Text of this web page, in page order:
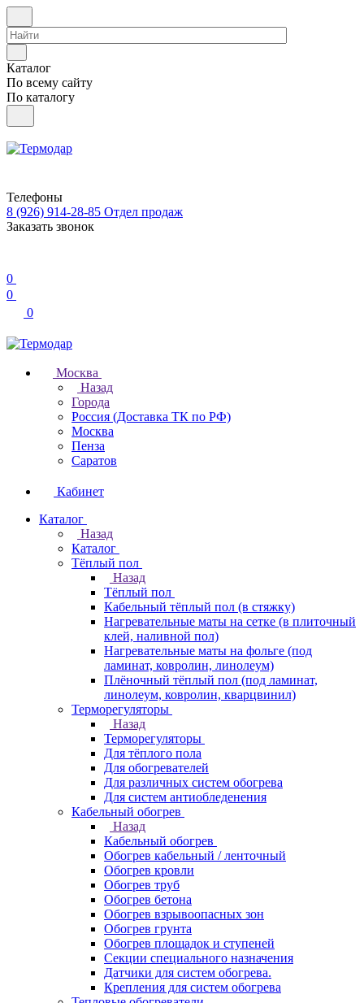
Каталог
По всему сайту
По каталогу
Телефоны
8 (926) 914-28-85 Отдел продаж
Заказать звонок
0
0
0
Москва
Назад
Города
Россия (Доставка ТК по РФ)
Москва
Пенза
Саратов
Кабинет
Каталог
Назад
Каталог
Тёплый пол
Назад
Тёплый пол
Кабельный тёплый пол (в стяжку)
Нагревательные маты на сетке (в плиточный
клей, наливной пол)
Нагревательные маты на фольге (под
ламинат, ковролин, линолеум)
Плёночный тёплый пол (под ламинат,
линолеум, ковролин, кварцвинил)
Терморегуляторы
Назад
Терморегуляторы
Для тёплого пола
Для обогревателей
Для различных систем обогрева
Для систем антиобледенения
Кабельный обогрев
Назад
Кабельный обогрев
Обогрев кабельный / ленточный
Обогрев кровли
Обогрев труб
Обогрев бетона
Обогрев взрывоопасных зон
Обогрев грунта
Обогрев площадок и ступеней
Секции специального назначения
Датчики для систем обогрева.
Крепления для систем обогрева